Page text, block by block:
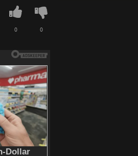
0 0